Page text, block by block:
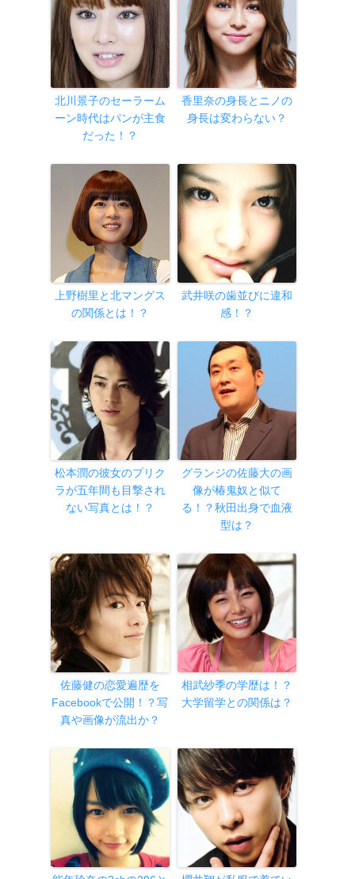
北川景子のセーラーム
ーン時代はパンが主食
だった！？
香里奈の身長とニノの
身長は変わらない？
上野樹里と北マングス
の関係とは！？
武井咲の歯並びに違和
感！？
松本潤の彼女のプリク
ラが五年間も目撃され
ない写真とは！？
グランジの佐藤大の画
像が椿鬼奴と似て
る！？秋田出身で血液
型は？
佐藤健の恋愛遍歴を
Facebookで公開！？写
真や画像が流出か？
相武紗季の学歴は！？
大学留学との関係は？